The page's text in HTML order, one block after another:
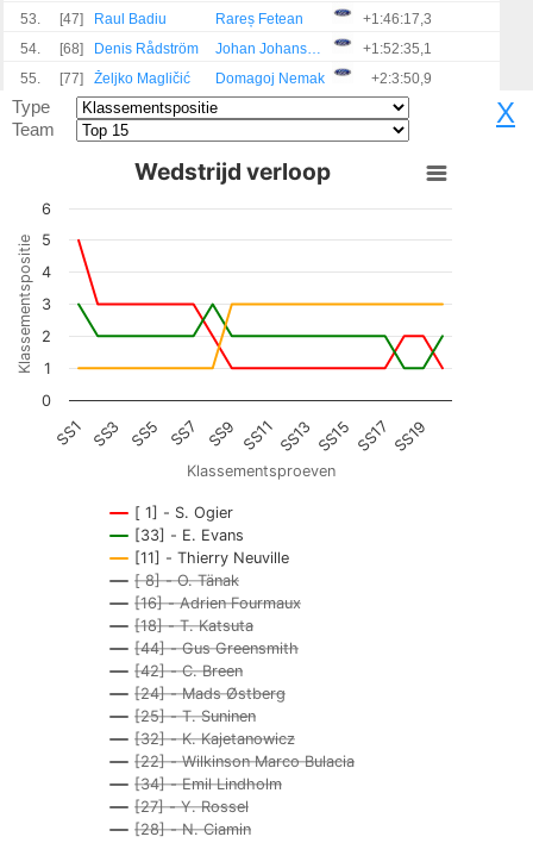
53.
[47] Raul Badiu Rareș Fetean
+1:46:17,3
54.
[68] Denis Rådström Johan Johansson
+1:52:35,1
55.
[77] Željko Magličić Domagoj Nemak +2:3:50,9
X
Type
Team
Klassementsproeven
Klassementspositie
Wedstrijd verloop
[ 1] - S. Ogier
[33] - E. Evans
[11] - Thierry Neuville
[ 8] - O. Tänak
[16] - Adrien Fourmaux
[18] - T. Katsuta
[44] - Gus Greensmith
[42] - C. Breen
[24] - Mads Østberg
[25] - T. Suninen
[32] - K. Kajetanowicz
[22] - Wilkinson Marco Bulacia
[34] - Emil Lindholm
[27] - Y. Rossel
[28] - N. Ciamin
SS1 SS3 SS5 SS7 SS9 SS11 SS13 SS15 SS17 SS19
0
1
2
3
4
5
6